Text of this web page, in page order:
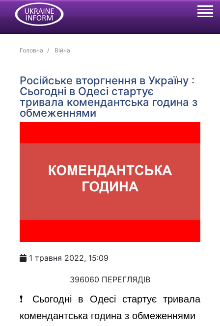
Головна Війна
Російське вторгнення в Україну :
Сьогодні в Одесі стартує
тривала комендантська година з
обмеженнями
1 травня 2022, 15:09
396060 ПЕРЕГЛЯДІВ
❗️ Сьогодні в Одесі стартує тривала
комендантська година з обмеженнями